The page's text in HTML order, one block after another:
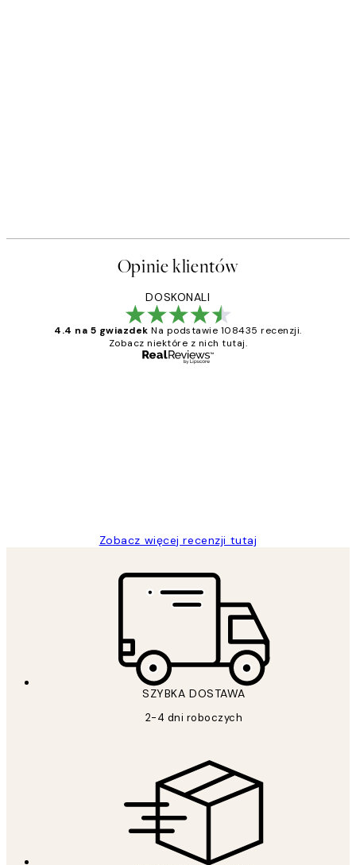
Opinie klientów
DOSKONALI
4.4 na 5 gwiazdek Na podstawie 108435 recenzji.
Zobacz niektóre z nich tutaj.
Zobacz więcej recenzji tutaj
SZYBKA DOSTAWA
2-4 dni roboczych